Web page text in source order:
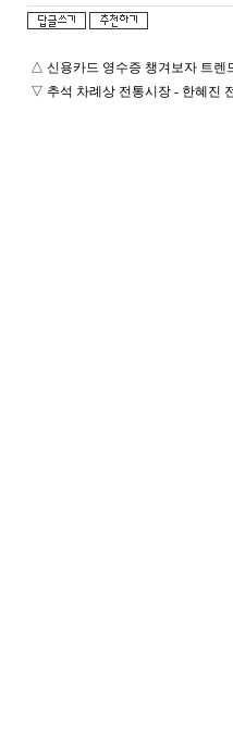
△ 신용카드 영수증 챙겨보자 트렌
▽ 추석 차례상 전통시장 - 한혜진